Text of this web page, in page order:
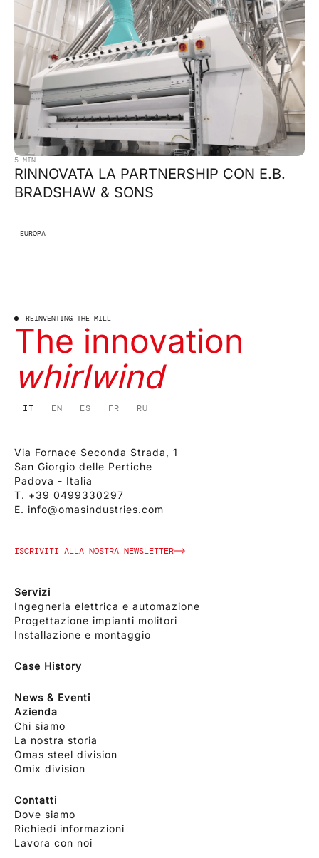
5 MIN
RINNOVATA LA PARTNERSHIP CON E.B.
BRADSHAW & SONS
EUROPA
REINVENTING THE MILL
The innovation
whirlwind
IT EN ES FR RU
Via Fornace Seconda Strada, 1
San Giorgio delle Pertiche
Padova - Italia
T. +39 0499330297
E. info@omasindustries.com
ISCRIVITI ALLA NOSTRA NEWSLETTER
Servizi
Ingegneria elettrica e automazione
Progettazione impianti molitori
Installazione e montaggio
Case History
News & Eventi
Azienda
Chi siamo
La nostra storia
Omas steel division
Omix division
Contatti
Dove siamo
Richiedi informazioni
Lavora con noi